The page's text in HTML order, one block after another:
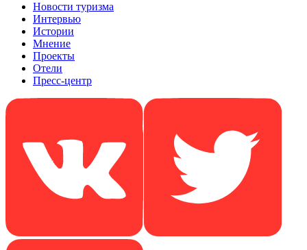
Новости туризма
Интервью
Истории
Мнение
Проекты
Отели
Пресс-центр